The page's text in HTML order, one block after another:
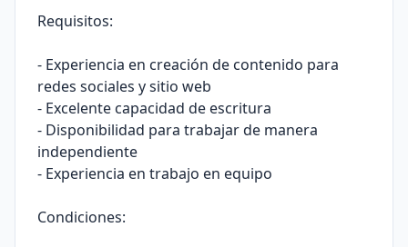
Requisitos:
- Experiencia en creación de contenido para
redes sociales y sitio web
- Excelente capacidad de escritura
- Disponibilidad para trabajar de manera
independiente
- Experiencia en trabajo en equipo
Condiciones: